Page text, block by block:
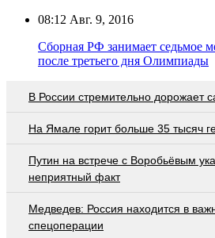
08:12 Авг. 9, 2016
Сборная РФ занимает седьмое
после третьего дня Олимпиады
В России стремительно дорожает
На Ямале горит больше 35 тысяч
Путин на встрече с Воробьёвым
неприятный факт
Медведев: Россия находится в
спецоперации